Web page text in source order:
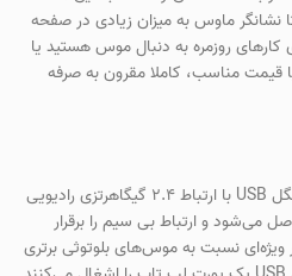
ماوس به میزان زیادی در صفحه
کارهای روزمره به دنبال موس هستید یا
مناسب، کاملا مقرون به صرفه
موس بی‌سیم شیائومی از طریق دانگل USB با ارتباط 2.4 گیگاهرتزی رادیویی
و ارتباط بی سیم را برقرار
نسبت به موس‌های بلوتوثی برتری